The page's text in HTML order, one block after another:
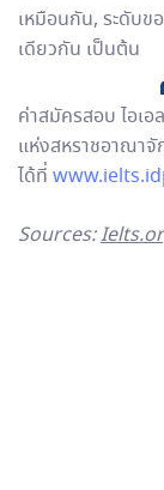
เหมือนกัน, ระดับข
เดียวกัน เป็นต้น
ค่าสมัครสอบ ไอเอ
แห่งสหราชอาณาจั
ได้ที่
Sources: